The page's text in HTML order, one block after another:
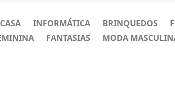
CASA INFORMÁTICA BRINQUEDOS
FANTASIAS MODA